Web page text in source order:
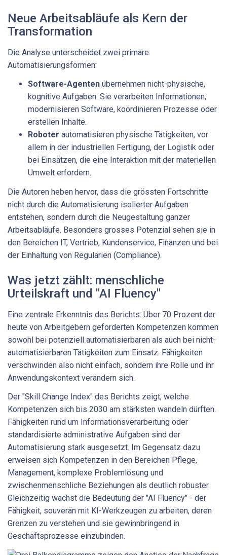
Neue Arbeitsabläufe als Kern der
Transformation
Die Analyse unterscheidet zwei primäre
Automatisierungsformen:
Software-Agenten übernehmen nicht-physische,
kognitive Aufgaben. Sie verarbeiten Informationen,
modernisieren Software, koordinieren Prozesse oder
erstellen Inhalte.
Roboter automatisieren physische Tätigkeiten, vor
allem in der industriellen Fertigung, der Logistik oder
bei Einsätzen, die eine Interaktion mit der materiellen
Umwelt erfordern.
Die Autoren heben hervor, dass die grössten Fortschritte
nicht durch die Automatisierung isolierter Aufgaben
entstehen, sondern durch die Neugestaltung ganzer
Arbeitsabläufe. Besonders grosses Potenzial sehen sie in
den Bereichen IT, Vertrieb, Kundenservice, Finanzen und bei
der Einhaltung von Regularien (Compliance).
Was jetzt zählt: menschliche
Urteilskraft und "AI Fluency"
Eine zentrale Erkenntnis des Berichts: Über 70 Prozent der
heute von Arbeitgebern geforderten Kompetenzen kommen
sowohl bei potenziell automatisierbaren als auch bei nicht-
automatisierbaren Tätigkeiten zum Einsatz. Fähigkeiten
verschwinden also nicht einfach, sondern ihre Rolle und ihr
Anwendungskontext verändern sich.
Der "Skill Change Index" des Berichts zeigt, welche
Kompetenzen sich bis 2030 am stärksten wandeln dürften.
Fähigkeiten rund um Informationsverarbeitung oder
standardisierte administrative Aufgaben sind der
Automatisierung stark ausgesetzt. Im Gegensatz dazu
erweisen sich Kompetenzen in den Bereichen Pflege,
Management, komplexe Problemlösung und
zwischenmenschliche Beziehungen als deutlich robuster.
Gleichzeitig wächst die Bedeutung der "AI Fluency" - der
Fähigkeit, souverän mit KI-Werkzeugen zu arbeiten, deren
Grenzen zu verstehen und sie gewinnbringend in
Geschäftsprozesse einzubinden.